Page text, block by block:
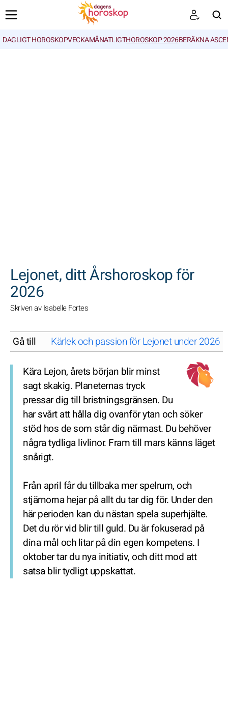
DAGLIGT HOROSKOPVECKAMÅNATLIGTHOROSKOP 2026BERÄKNA
Lejonet, ditt Årshoroskop för
2026
Skriven av Isabelle Fortes
Gå till Kärlek och passion för Lejonet under 2026:
Kära Lejon, årets början blir minst
sagt skakig. Planeternas tryck
pressar dig till bristningsgränsen. Du
har svårt att hålla dig ovanför ytan och söker
stöd hos de som står dig närmast. Du behöver
några tydliga livlinor. Fram till mars känns läget
snårigt.
Från april får du tillbaka mer spelrum, och
stjärnorna hejar på allt du tar dig för. Under den
här perioden kan du nästan spela superhjälte.
Det du rör vid blir till guld. Du är fokuserad på
dina mål och litar på din egen kompetens. I
oktober tar du nya initiativ, och ditt mod att
satsa blir tydligt uppskattat.